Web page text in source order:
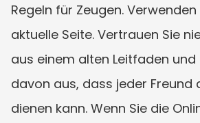
Regeln für Zeugen.
aktuelle Seite. Vertrauen Sie
aus einem alten Leitfaden und
davon aus, dass jeder Freund
dienen kann. Wenn Sie die